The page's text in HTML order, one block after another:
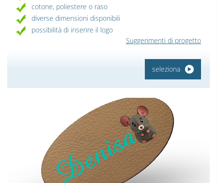
cotone, poliestere o raso
diverse dimensioni disponibili
possibilità di inserire il logo
Suggerimenti di progetto
seleziona